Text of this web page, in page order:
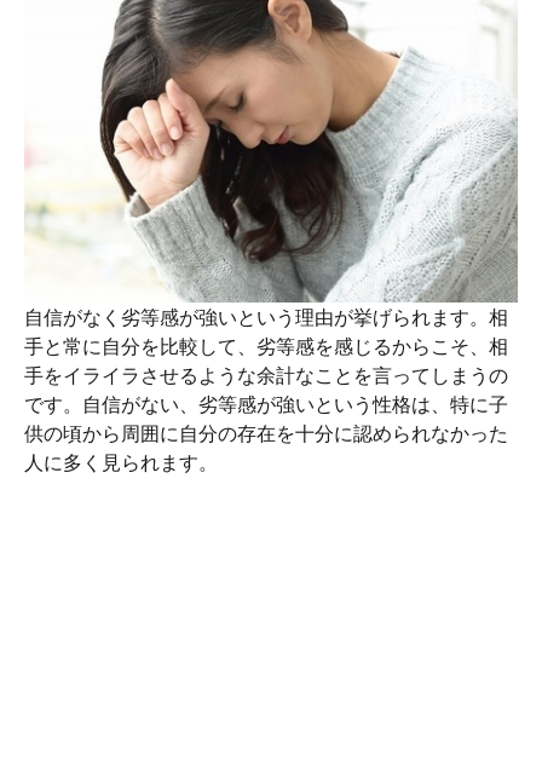
自信がなく劣等感が強いという理由が挙げられます。相
手と常に自分を比較して、劣等感を感じるからこそ、相
手をイライラさせるような余計なことを言ってしまうの
です。自信がない、劣等感が強いという性格は、特に子
供の頃から周囲に自分の存在を十分に認められなかった
人に多く見られます。